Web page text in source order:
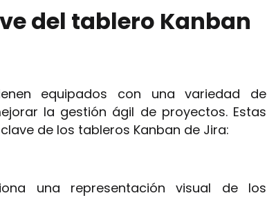
del tablero Kanban
equipados con una variedad de
la gestión ágil de proyectos. Estas
de los tableros Kanban de Jira:
una representación visual de los